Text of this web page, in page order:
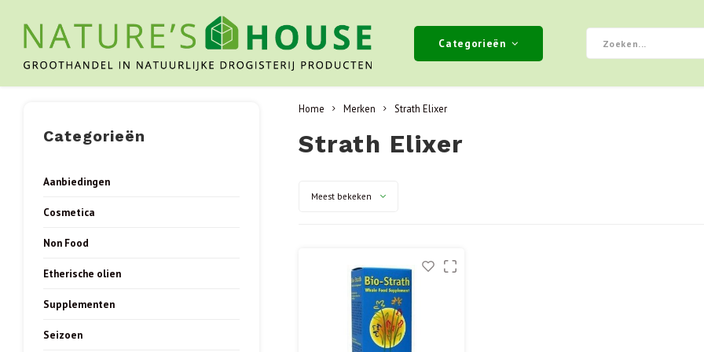
Categorieën
Categorieën
Aanbiedingen
Cosmetica
Non Food
Etherische olien
Supplementen
Seizoen
Home Merken Strath Elixer
Strath Elixer
Meest bekeken